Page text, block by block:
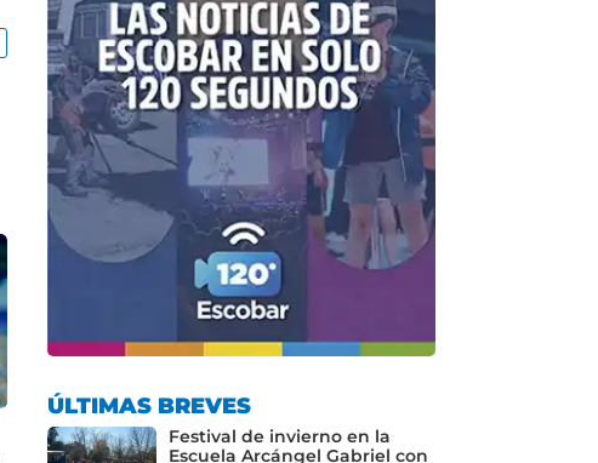
ÚLTIMAS BREVES
Festival de invierno en la
Escuela Arcángel Gabriel con